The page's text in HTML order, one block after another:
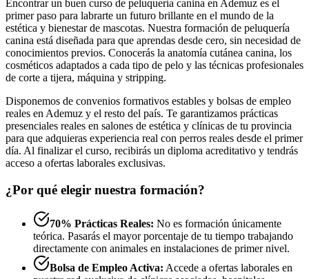
Encontrar un buen curso de peluquería canina en Ademuz es el
primer paso para labrarte un futuro brillante en el mundo de la
estética y bienestar de mascotas. Nuestra formación de peluquería
canina está diseñada para que aprendas desde cero, sin necesidad de
conocimientos previos. Conocerás la anatomía cutánea canina, los
cosméticos adaptados a cada tipo de pelo y las técnicas profesionales
de corte a tijera, máquina y stripping.
Disponemos de convenios formativos estables y bolsas de empleo
reales en Ademuz y el resto del país. Te garantizamos prácticas
presenciales reales en salones de estética y clínicas de tu provincia
para que adquieras experiencia real con perros reales desde el primer
día. Al finalizar el curso, recibirás un diploma acreditativo y tendrás
acceso a ofertas laborales exclusivas.
¿Por qué elegir nuestra formación?
70% Prácticas Reales: No es formación únicamente
teórica. Pasarás el mayor porcentaje de tu tiempo trabajando
directamente con animales en instalaciones de primer nivel.
Bolsa de Empleo Activa: Accede a ofertas laborales en